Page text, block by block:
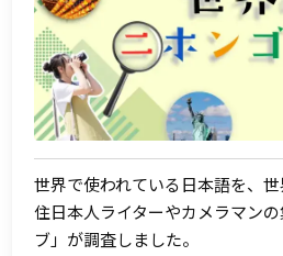
世界で使われている日本語を、
住日本人ライターやカメラマン
ブ」が調査しました。